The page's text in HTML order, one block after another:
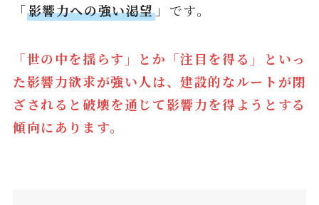
「影響力への強い渇望 」です。
「世の中を揺らす」とか「注目を得る」といっ
た影響力欲求が強い人は、建設的なルートが閉
ざされると破壊を通じて影響力を得ようとする
傾向にあります。